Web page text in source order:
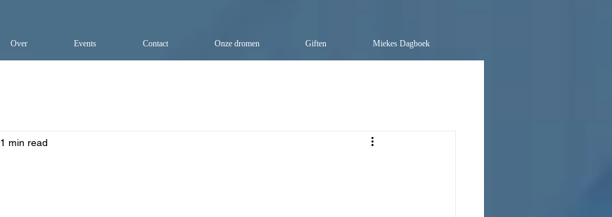
Over Events Contact Onze dromen Giften Miekes Dagboek
1 min read